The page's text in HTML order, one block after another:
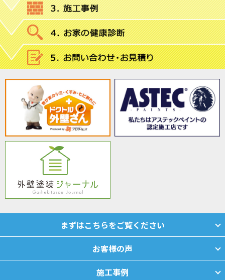
まずはこちらをご覧ください
お客様の声
施工事例